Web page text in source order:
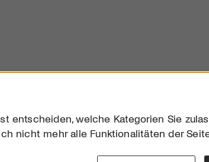
Downloads
entscheiden, welche Kategorien Sie
nicht mehr alle Funktionalitäten der